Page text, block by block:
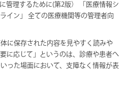
管理するために(第2版） 「医療情報シ
イン」 全ての医療機関等の管理者向
に保存された内容を見やすく読みや
に応じて」というのは、診療や患者へ
った場面において、支障なく情報が表